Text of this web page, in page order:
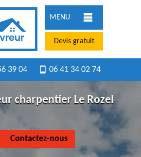
MENU
Devis gratuit
39 04 06 41 34 02 74
charpentier Le Rozel
Contactez-nous